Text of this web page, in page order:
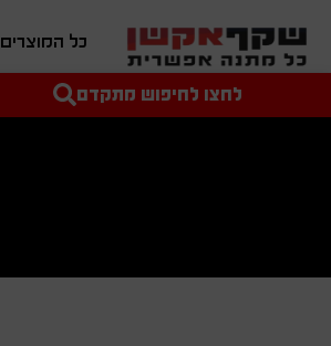
כל המוצרים
טקסט חופשי לחיפוש מחיר מיני'לחצו לחיפוש מתקדם